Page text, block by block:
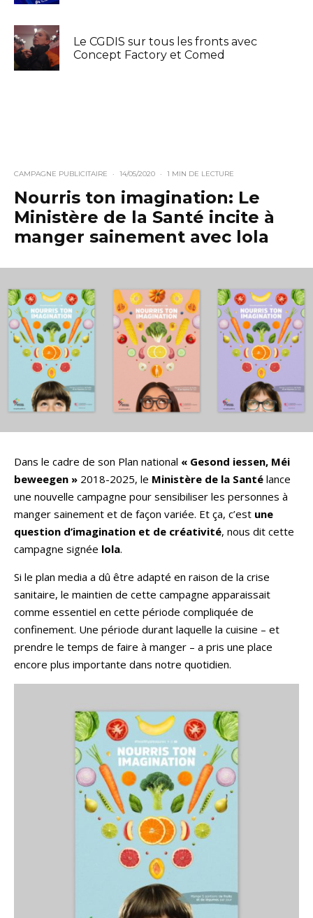
Le CGDIS sur tous les fronts avec
Concept Factory et Comed
CAMPAGNE PUBLICITAIRE · 14/05/2020 · 1 MIN DE LECTURE
Nourris ton imagination: Le
Ministère de la Santé incite à
manger sainement avec lola
Dans le cadre de son Plan national « Gesond iessen, Méi
beweegen » 2018-2025, le Ministère de la Santé lance
une nouvelle campagne pour sensibiliser les personnes à
manger sainement et de façon variée. Et ça, c’est une
question d’imagination et de créativité, nous dit cette
campagne signée lola.
Si le plan media a dû être adapté en raison de la crise
sanitaire, le maintien de cette campagne apparaissait
comme essentiel en cette période compliquée de
confinement. Une période durant laquelle la cuisine – et
prendre le temps de faire à manger – a pris une place
encore plus importante dans notre quotidien.